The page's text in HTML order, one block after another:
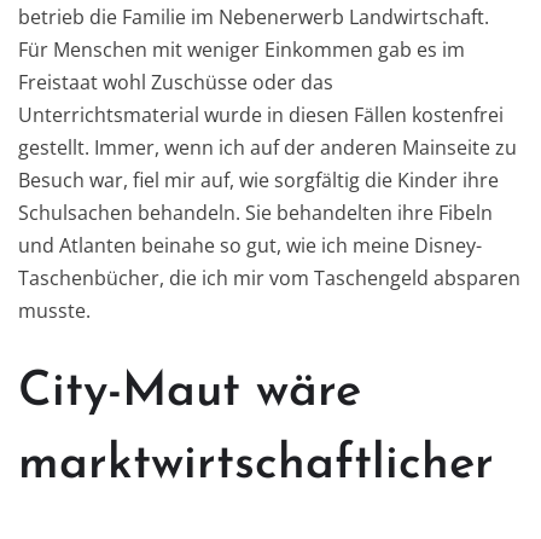
betrieb die Familie im Nebenerwerb Landwirtschaft.
Für Menschen mit weniger Einkommen gab es im
Freistaat wohl Zuschüsse oder das
Unterrichtsmaterial wurde in diesen Fällen kostenfrei
gestellt. Immer, wenn ich auf der anderen Mainseite zu
Besuch war, fiel mir auf, wie sorgfältig die Kinder ihre
Schulsachen behandeln. Sie behandelten ihre Fibeln
und Atlanten beinahe so gut, wie ich meine Disney-
Taschenbücher, die ich mir vom Taschengeld absparen
musste.
City-Maut wäre
marktwirtschaftlicher